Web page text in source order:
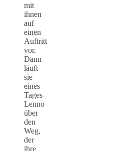
mit
ihnen
auf
einen
Auftritt
vor.
Dann
läuft
sie
eines
Tages
Lenno
über
den
Weg,
der
ihre